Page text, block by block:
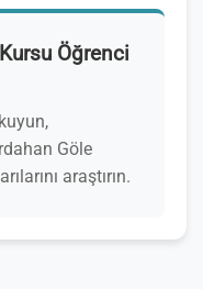
Öğrenci
Göle
araştırın.